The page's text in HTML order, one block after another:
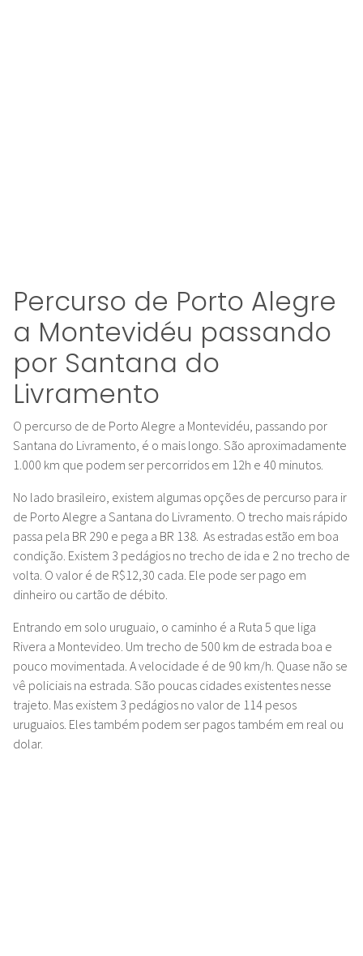
Percurso de Porto Alegre
a Montevidéu passando
por Santana do
Livramento
O percurso de de Porto Alegre a Montevidéu, passando por
Santana do Livramento, é o mais longo. São aproximadamente
1.000 km que podem ser percorridos em 12h e 40 minutos.
No lado brasileiro, existem algumas opções de percurso para ir
de Porto Alegre a Santana do Livramento. O trecho mais rápido
passa pela BR 290 e pega a BR 138. As estradas estão em boa
condição. Existem 3 pedágios no trecho de ida e 2 no trecho de
volta. O valor é de R$12,30 cada. Ele pode ser pago em
dinheiro ou cartão de débito.
Entrando em solo uruguaio, o caminho é a Ruta 5 que liga
Rivera a Montevideo. Um trecho de 500 km de estrada boa e
pouco movimentada. A velocidade é de 90 km/h. Quase não se
vê policiais na estrada. São poucas cidades existentes nesse
trajeto. Mas existem 3 pedágios no valor de 114 pesos
uruguaios. Eles também podem ser pagos também em real ou
dolar.